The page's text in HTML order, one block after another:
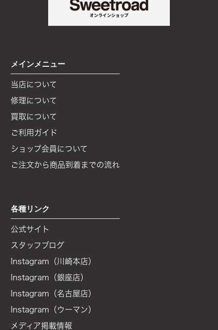
メインメニュー
当店について
修理について
買取について
ご利用ガイド
ショップ会員について
ご注文から商品到着までの流れ
各種リンク
公式サイト
スタッフブログ
Instagram（川崎本店）
Instagram（銀座店）
Instagram（名古屋店）
Instagram（ウーマン）
メディア掲載情報